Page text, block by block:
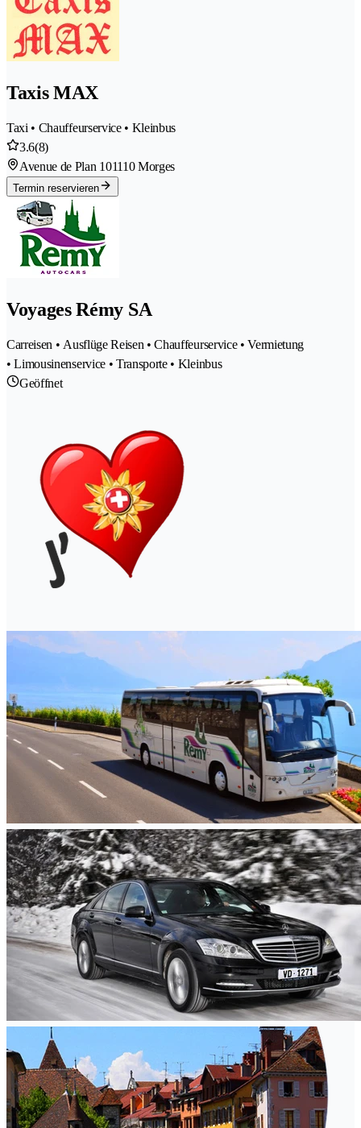
Taxis MAX
Taxi • Chauffeurservice • Kleinbus
3.6(8)
Avenue de Plan 101110 Morges
Termin reservieren
Voyages Rémy SA
Carreisen • Ausflüge Reisen • Chauffeurservice • Vermietung
• Limousinenservice • Transporte • Kleinbus
Geöffnet